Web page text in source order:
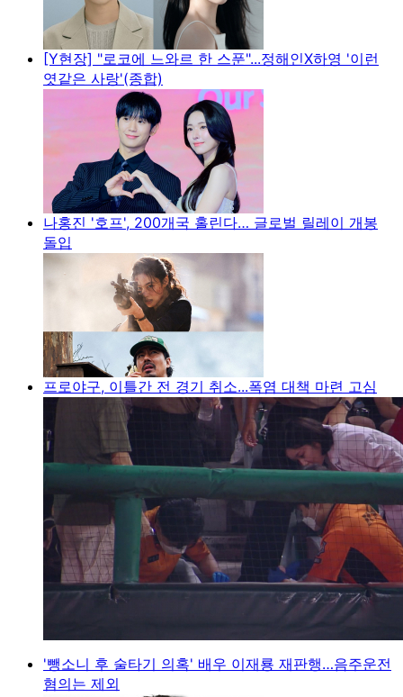
[Y현장] "로코에 느와르 한 스푼"...정해인X하영 '이런
엿같은 사랑'(종합)
나홍진 '호프', 200개국 홀린다… 글로벌 릴레이 개봉
돌입
프로야구, 이틀간 전 경기 취소...폭염 대책 마련 고심
'뺑소니 후 술타기 의혹' 배우 이재룡 재판행…음주운전
혐의는 제외